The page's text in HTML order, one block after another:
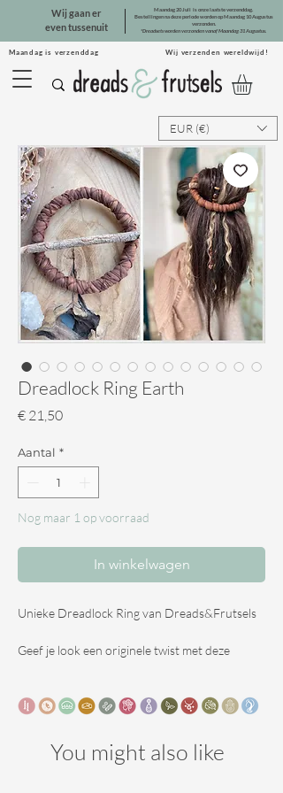
Maandag is verzenddag Wij verzenden wereldwijd!
Wij gaan er
even tussenuit
Maandag 20 Juli is onze laatste verzenddag.
Bestellingen na deze periode worden op Maandag 10 Augustus
verzonden.
*Dreadsets worden verzonden vanaf Maandag 31 Augustus.
EUR (€)
Dreadlock Ring Earth
€ 21,50Prijs
Aantal *
Nog maar 1 op voorraad
In winkelwagen
Unieke Dreadlock Ring van Dreads&Frutsels
Geef je look een originele twist met deze
dragen van zowel dreadlocks als los haar, en
kapsels.You might also like